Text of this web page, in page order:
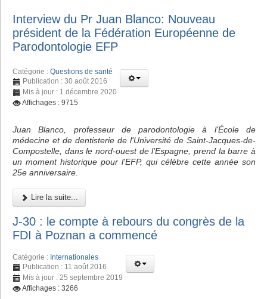
Interview du Pr Juan Blanco: Nouveau
président de la Fédération Européenne de
Parodontologie EFP
Catégorie : Questions de santé
Publication : 30 août 2016
Mis à jour : 1 décembre 2020
Affichages : 9715
Juan Blanco, professeur de parodontologie à l'École de
médecine et de dentisterie de l'Université de Saint-Jacques-de-
Compostelle, dans le nord-ouest de l'Espagne, prend la barre à
un moment historique pour l'EFP, qui célèbre cette année son
25e anniversaire.
Lire la suite...
J-30 : le compte à rebours du congrès de la
FDI à Poznan a commencé
Catégorie : Internationales
Publication : 11 août 2016
Mis à jour : 25 septembre 2019
Affichages : 3266